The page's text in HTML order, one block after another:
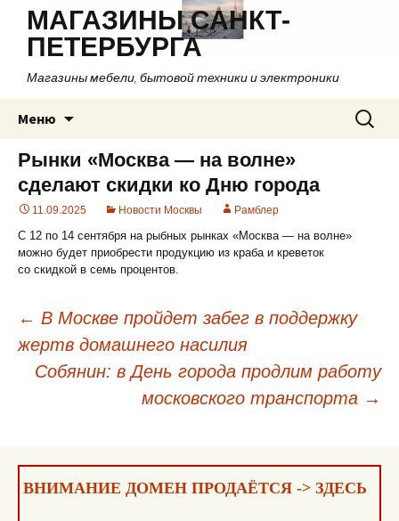
МАГАЗИНЫ САНКТ-
ПЕТЕРБУРГА
Магазины мебели, бытовой техники и электроники
Меню
содержимому
Найти:
Рынки «Москва — на волне»
сделают скидки ко Дню города
11.09.2025 Новости Москвы Рамблер
С 12 по 14 сентября на рыбных рынках «Москва — на волне»
можно будет приобрести продукцию из краба и креветок
со скидкой в семь процентов.
Навигация
← В Москве пройдет забег в поддержку
жертв домашнего насилия
Собянин: в День города продлим работу
московского транспорта →
ВНИМАНИЕ ДОМЕН ПРОДАЁТСЯ -> ЗДЕСЬ